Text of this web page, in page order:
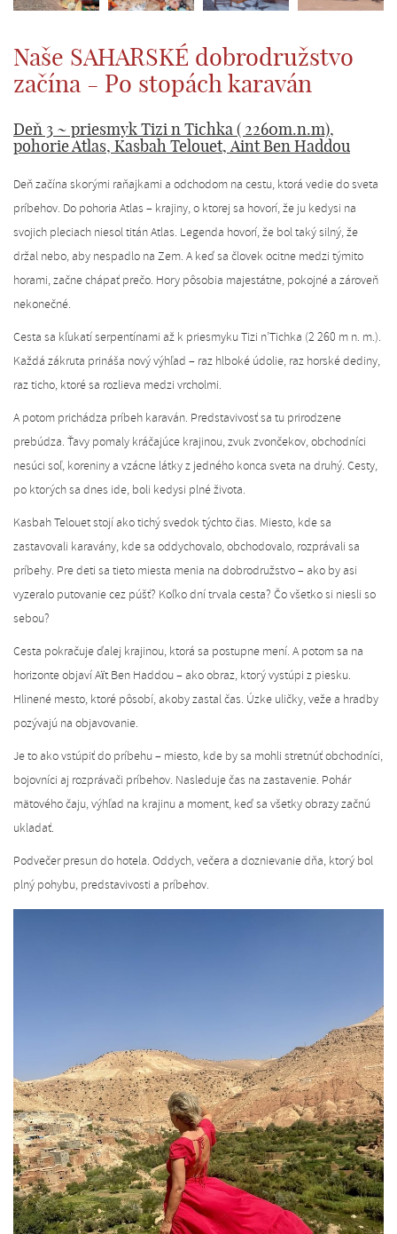
Naše SAHARSKÉ dobrodružstvo
začína - Po stopách karaván
Deň 3 ~ priesmyk Tizi n Tichka ( 2260m.n.m),
pohorie Atlas, Kasbah Telouet, Aint Ben Haddou
Deň začína skorými raňajkami a odchodom na cestu, ktorá vedie do sveta
príbehov. Do pohoria Atlas – krajiny, o ktorej sa hovorí, že ju kedysi na
svojich pleciach niesol titán Atlas. Legenda hovorí, že bol taký silný, že
držal nebo, aby nespadlo na Zem. A keď sa človek ocitne medzi týmito
horami, začne chápať prečo. Hory pôsobia majestátne, pokojné a zároveň
nekonečné.
Cesta sa kľukatí serpentínami až k priesmyku Tizi n’Tichka (2 260 m n. m.).
Každá zákruta prináša nový výhľad – raz hlboké údolie, raz horské dediny,
raz ticho, ktoré sa rozlieva medzi vrcholmi.
A potom prichádza príbeh karaván. Predstavivosť sa tu prirodzene
prebúdza. Ťavy pomaly kráčajúce krajinou, zvuk zvončekov, obchodníci
nesúci soľ, koreniny a vzácne látky z jedného konca sveta na druhý. Cesty,
po ktorých sa dnes ide, boli kedysi plné života.
Kasbah Telouet stojí ako tichý svedok týchto čias. Miesto, kde sa
zastavovali karavány, kde sa oddychovalo, obchodovalo, rozprávali sa
príbehy. Pre deti sa tieto miesta menia na dobrodružstvo – ako by asi
vyzeralo putovanie cez púšť? Koľko dní trvala cesta? Čo všetko si niesli so
sebou?
Cesta pokračuje ďalej krajinou, ktorá sa postupne mení. A potom sa na
horizonte objaví Aït Ben Haddou – ako obraz, ktorý vystúpi z piesku.
Hlinené mesto, ktoré pôsobí, akoby zastal čas. Úzke uličky, veže a hradby
pozývajú na objavovanie.
Je to ako vstúpiť do príbehu – miesto, kde by sa mohli stretnúť obchodníci,
bojovníci aj rozprávači príbehov. Nasleduje čas na zastavenie. Pohár
mätového čaju, výhľad na krajinu a moment, keď sa všetky obrazy začnú
ukladať.
Podvečer presun do hotela. Oddych, večera a doznievanie dňa, ktorý bol
plný pohybu, predstavivosti a príbehov.